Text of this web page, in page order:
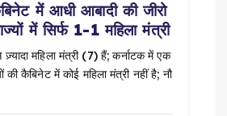
में आधी आबादी की जीरो
में सिर्फ 1-1 महिला मंत्री
महिला मंत्री (7) हैं; कर्नाटक में एक
की कैबिनेट में कोई महिला मंत्री नहीं है; नौ